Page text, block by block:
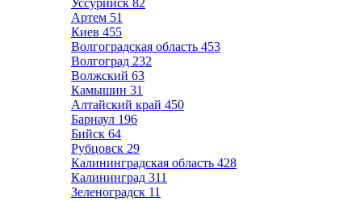
Уссурийск 82
Артем 51
Киев 455
Волгоградская область 453
Волгоград 232
Волжский 63
Камышин 31
Алтайский край 450
Барнаул 196
Бийск 64
Рубцовск 29
Калининградская область 428
Калининград 311
Зеленоградск 11